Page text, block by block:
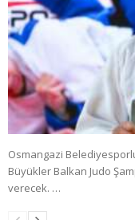
Osmangazi
Büyükler Balkan Judo
verecek. …